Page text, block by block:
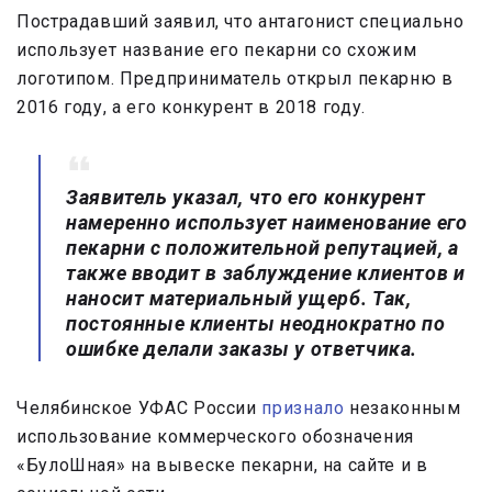
Пострадавший заявил, что антагонист специально
использует название его пекарни со схожим
логотипом. Предприниматель открыл пекарню в
2016 году, а его конкурент в 2018 году.
Заявитель указал, что его конкурент
намеренно использует наименование его
пекарни с положительной репутацией, а
также вводит в заблуждение клиентов и
наносит материальный ущерб. Так,
постоянные клиенты неоднократно по
ошибке делали заказы у ответчика.
Челябинское УФАС России признало незаконным
использование коммерческого обозначения
«БулоШная» на вывеске пекарни, на сайте и в